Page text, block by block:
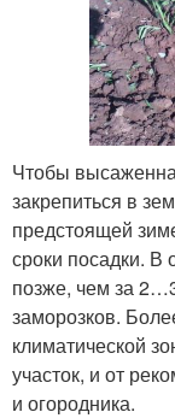
Чтобы
закрепиться в
предстоящей
сроки посадки. В
позже, чем за
заморозков.
климатической
участок, и от
и огородника.